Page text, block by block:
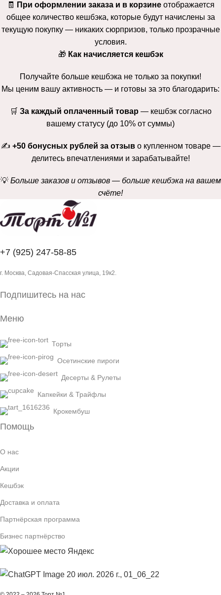
🧾 При оформлении заказа и в корзинеотображается
общее количество кешбэка, которые будут начислены за
текущую покупку — никаких сюрпризов, только прозрачные
условия.
🎁 Как начисляется кешбэк
Получайте больше кешбэка не только за покупки!
Мы ценим вашу активность — и готовы за это благодарить:
🛒 За каждый оплаченный товар — кешбэк согласно
вашему статусу (до 10% от суммы)
✍️ +50 бонусных рублей за отзыво купленном товаре —
делитесь впечатлениями и зарабатывайте!
💡 Больше заказов и отзывов — больше кешбэка на вашем
счёте!
+7 (925) 247-58-85
г. Москва, Садовая-Спасская улица, 19к2.
Подпишитесь на нас
Меню
Торты
Осетинские пироги
Десерты & Рулеты
Капкейки & Трайфлы
Крокембуш
Помощь
О нас
Акции
Кешбэк
Доставка и оплата
Партнёрская программа
Бизнес партнёрство